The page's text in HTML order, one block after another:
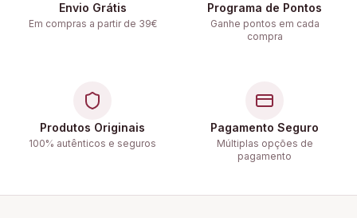
Envio Grátis
Em compras a partir de 39€
Programa de Pontos
Ganhe pontos em cada
compra
Produtos Originais
100% autênticos e seguros
Pagamento Seguro
Múltiplas opções de
pagamento